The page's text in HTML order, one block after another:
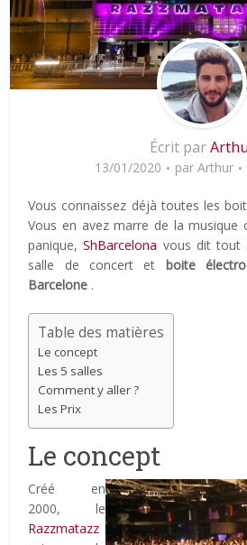
Écrit par
13/01/2020 par Arthur
Vous connaissez déjà toutes les
Vous en avez marre de la musique
panique,ShBarcelona vous dit tout
salle de concert et boite électro
Barcelone .
Table des matières
Le concept
Les 5 salles
Comment y aller ?
Les Prix
Le concept
Créé en
2000, le
Razzmatazz